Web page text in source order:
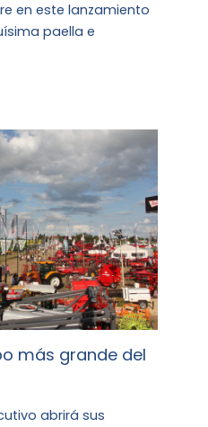
en este lanzamiento
paella e
más grande del
abrirá sus